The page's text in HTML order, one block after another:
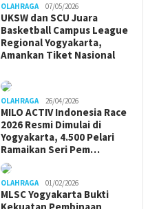
OLAHRAGA 07/05/2026
UKSW dan SCU Juara
Basketball Campus League
Regional Yogyakarta,
Amankan Tiket Nasional
OLAHRAGA 26/04/2026
MILO ACTIV Indonesia Race
2026 Resmi Dimulai di
Yogyakarta, 4.500 Pelari
Ramaikan Seri Pem…
OLAHRAGA 01/02/2026
MLSC Yogyakarta Bukti